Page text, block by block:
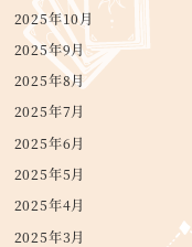
2025年10月
2025年9月
2025年8月
2025年7月
2025年6月
2025年5月
2025年4月
2025年3月